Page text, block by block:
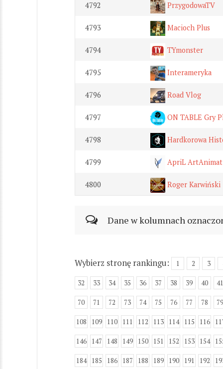
4792 PrzygodowaTV
4793 Macioch Plus
4794 TYmonster
4795 Interameryka
4796 Road Vlog
4797 ON TABLE Gry
4798 Hardkorowa
4799 ApriL
4800 Roger Karwiński
Dane w kolumnach
Wybierz stronę rankingu: 1 2 3
32 33 34 35 36 37 38 39 40 41
70 71 72 73 74 75 76 77 78 79
108 109 110 111 112 113 114 115 116
146 147 148 149 150 151 152 153 154
184 185 186 187 188 189 190 191 192